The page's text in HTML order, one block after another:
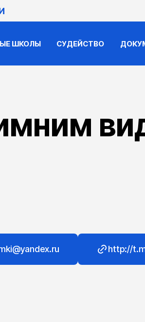
ШКОЛЫ СУДЕЙСТВО
http://